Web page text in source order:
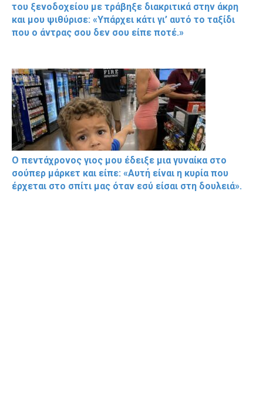
του ξενοδοχείου με τράβηξε διακριτικά στην άκρη
και μου ψιθύρισε: «Υπάρχει κάτι γι’ αυτό το ταξίδι
που ο άντρας σου δεν σου είπε ποτέ.»
Ο πεντάχρονος γιος μου έδειξε μια γυναίκα στο
σούπερ μάρκετ και είπε: «Αυτή είναι η κυρία που
έρχεται στο σπίτι μας όταν εσύ είσαι στη δουλειά».